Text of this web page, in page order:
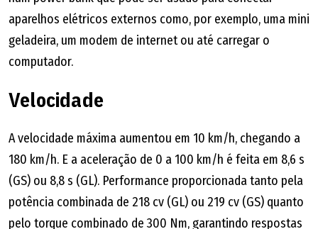
aparelhos elétricos externos como, por exemplo, uma mini
geladeira, um modem de internet ou até carregar o
computador.
Velocidade
A velocidade máxima aumentou em 10 km/h, chegando a
180 km/h. E a aceleração de 0 a 100 km/h é feita em 8,6 s
(GS) ou 8,8 s (GL). Performance proporcionada tanto pela
potência combinada de 218 cv (GL) ou 219 cv (GS) quanto
pelo torque combinado de 300 Nm, garantindo respostas